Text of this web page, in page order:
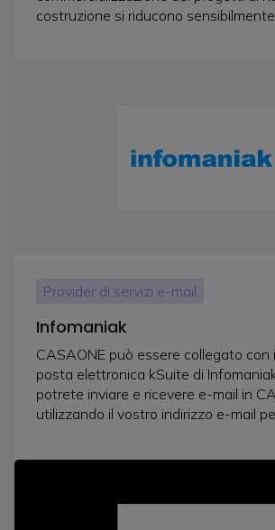
costruzione si riducono
Provider di servizi e-mail
Infomaniak
CASAONE può essere collegato con
posta elettronica kSuite di
potrete inviare e ricevere e-mail in
utilizzando il vostro indirizzo e-mail